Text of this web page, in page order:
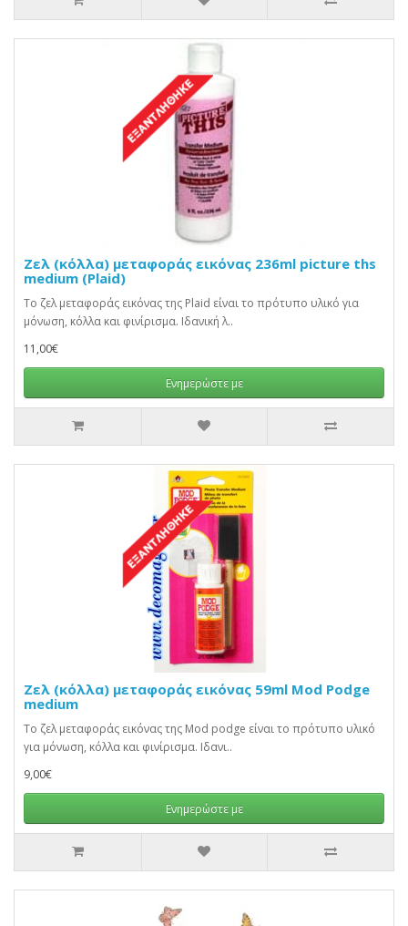
Ζελ (κόλλα) μεταφοράς εικόνας 236ml picture ths
medium (Plaid)
Το ζελ μεταφοράς εικόνας της Plaid είναι το πρότυπο υλικό για
μόνωση, κόλλα και φινίρισμα. Ιδανική λ..
11,00€
Ενημερώστε με
Ζελ (κόλλα) μεταφοράς εικόνας 59ml Mod Podge
medium
Το ζελ μεταφοράς εικόνας της Mod podge είναι το πρότυπο υλικό
για μόνωση, κόλλα και φινίρισμα. Ιδανι..
9,00€
Ενημερώστε με